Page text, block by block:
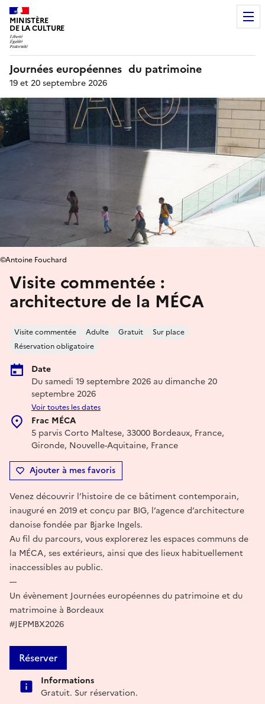
MINISTÈRE
DE LA CULTURE
Journées européennes du patrimoine
19 et 20 septembre 2026
Visite commentée :
architecture de la MÉCA
Visite commentée Adulte Gratuit
Sur place
Réservation obligatoire
Date
Du samedi 19 septembre 2026 au dimanche 20
septembre 2026
Voir toutes les dates
Frac MÉCA
5 parvis Corto Maltese, 33000 Bordeaux, France,
Gironde, Nouvelle-Aquitaine, France
Ajouter à mes favoris
©Antoine Fouchard
Venez découvrir l’histoire de ce bâtiment contemporain,
inauguré en 2019 et conçu par BIG, l’agence d’architecture
danoise fondée par Bjarke Ingels.
Au fil du parcours, vous explorerez les espaces communs de
la MÉCA, ses extérieurs, ainsi que des lieux habituellement
inaccessibles au public.
---
Un évènement Journées européennes du patrimoine et du
matrimoine à Bordeaux
#JEPMBX2026
Réserver
Informations
Gratuit. Sur réservation.